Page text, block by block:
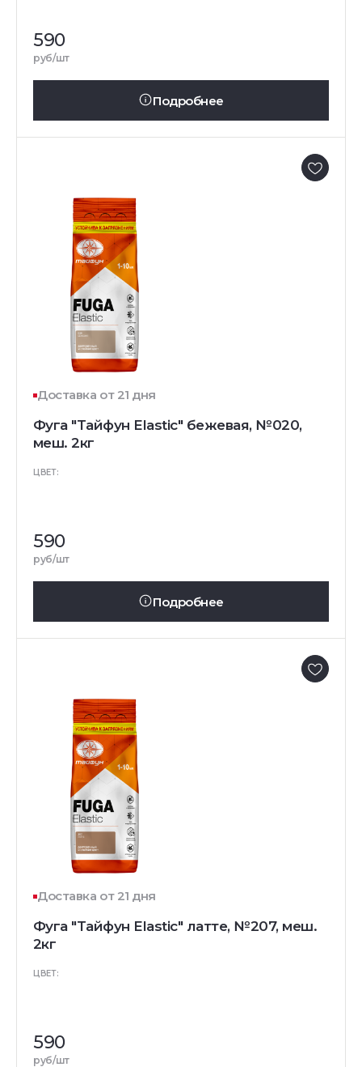
590
руб/шт
Подробнее
Доставка от 21 дня
Фуга "Тайфун Elastic" бежевая, №020,
меш. 2кг
ЦВЕТ:
590
руб/шт
Подробнее
Доставка от 21 дня
Фуга "Тайфун Elastic" латте, №207, меш.
2кг
ЦВЕТ:
590
руб/шт